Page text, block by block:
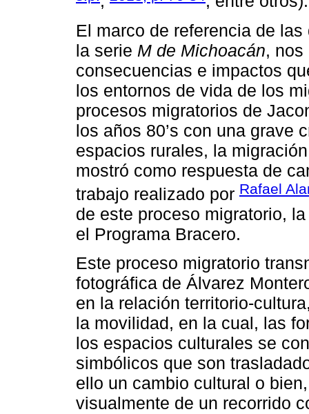
El marco de referencia de
la serie M de Michoacán, nos
consecuencias e impactos
los entornos de vida de los
procesos migratorios de
los años 80’s con una grave
espacios rurales, la
mostró como respuesta de
trabajo realizado por Rafael
de este proceso migratorio,
el Programa Bracero.
Este proceso migratorio
fotográfica de Álvarez
en la relación territorio-
la movilidad, en la cual, las
los espacios culturales se
simbólicos que son
ello un cambio cultural o
visualmente de un recorrido